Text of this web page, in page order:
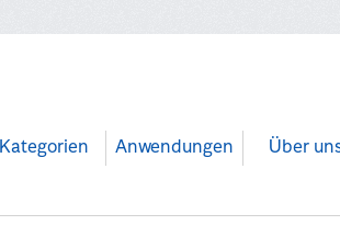
Kategorien Anwendungen Über